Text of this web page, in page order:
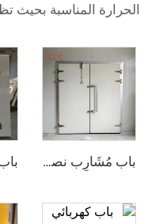
بحيث تظل طازجة
باب مُشَارِب نصف مدفون